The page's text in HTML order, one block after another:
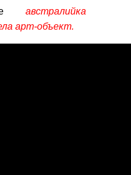
австралийка
арт-объект.